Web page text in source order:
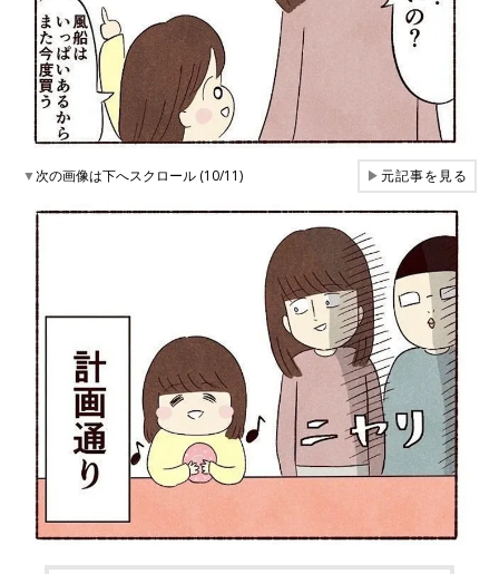
▼次の画像は下へスクロール (10/11) ▶元記事を見る